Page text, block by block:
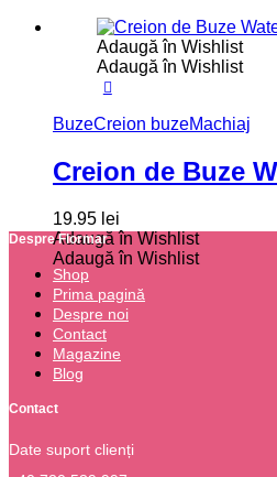
Adaugă în Wishlist
Adaugă în Wishlist
BuzeCreion buzeMachiaj
Creion de Buze
19.95 lei
Adaugă în Wishlist
Adaugă în Wishlist
Despre Flormar
Shop
Prima pagină
Despre noi
Contact
Magazine
Blog
Contact
Date suport clienți